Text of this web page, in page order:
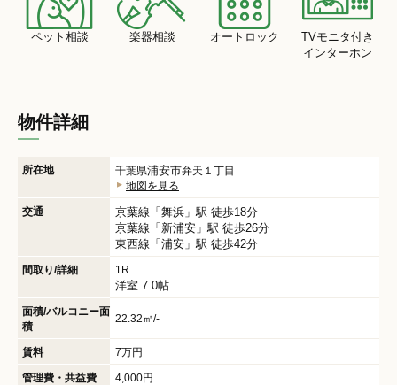
ペット相談 楽器相談 オートロック
TVモニタ付き
インターホン
物件詳細
所在地 千葉県浦安市弁天１丁目
地図を見る
交通 京葉線 「舞浜 」駅 徒歩18分
京葉線 「新浦安 」駅 徒歩26分
東西線 「浦安 」駅 徒歩42分
間取り/詳細 1R
洋室 7.0帖
面積/バルコニー面
積
22.32㎡/-
賃料 7万円
管理費・共益費 4,000円